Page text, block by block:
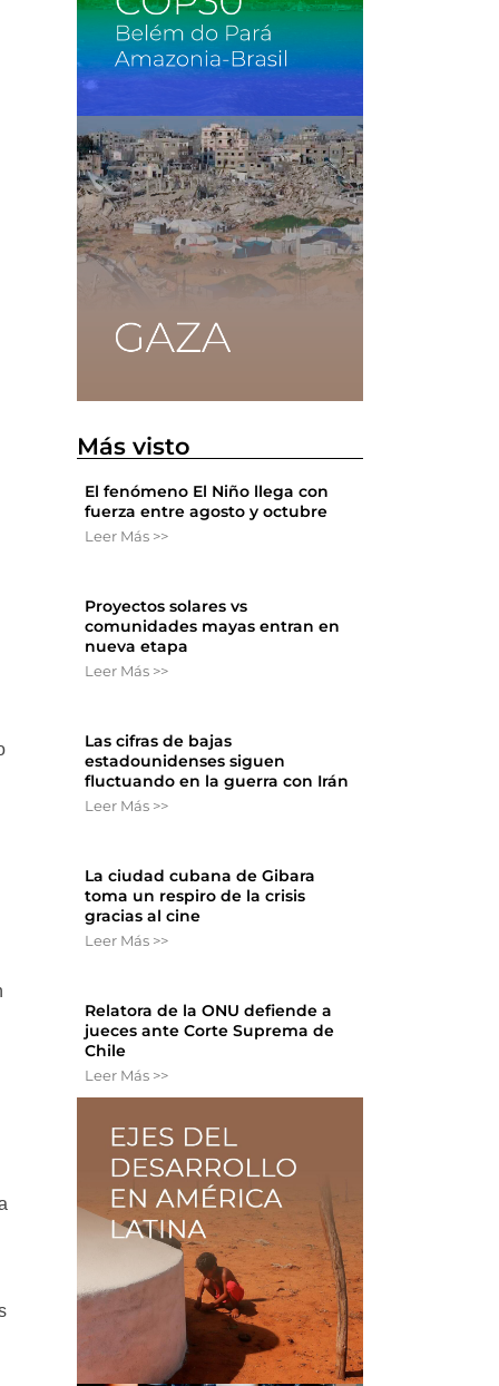
Más visto
El fenómeno El Niño llega con
fuerza entre agosto y octubre
Leer Más >>
Proyectos solares vs
comunidades mayas entran en
nueva etapa
Leer Más >>
Las cifras de bajas
estadounidenses siguen
fluctuando en la guerra con Irán
Leer Más >>
La ciudad cubana de Gibara
toma un respiro de la crisis
gracias al cine
Leer Más >>
Relatora de la ONU defiende a
jueces ante Corte Suprema de
Chile
Leer Más >>